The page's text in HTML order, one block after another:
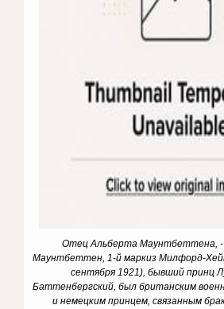
ОтецАльберта Маунтбеттена, -
Маунтбеттен, 1-й маркиз Милфорд-
сентября 1921), бывший принц
Баттенбергский, был британским
и немецким принцем, связанным